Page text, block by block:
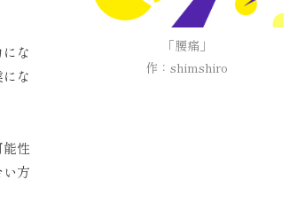
「腰痛」
作：shimshiro
な
な
性
方